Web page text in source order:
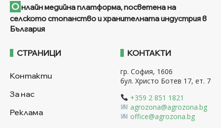
О нлайн медийна платформа, посветена на
селското стопанство и хранителната индустрия в
България
СТРАНИЦИ
Контакти
За нас
Реклама
КОНТАКТИ
гр. София, 1606
бул. Христо Ботев 17, ет. 7
+359 2 851 1821
agrozona@agrozona.bg
office@agrozona.bg